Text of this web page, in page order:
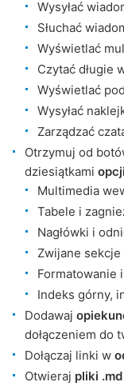
Wysyłać
Słuchać
Wyświetlać
Czytać długie
Wyświetlać
Wysyłać
Zarządzać
Otrzymuj od
dziesiątkami
Multimedia
Tabele i
Nagłówki i
Zwijane
Formatowanie
Indeks górny,
Dodawaj
dołączeniem do
Dołączaj linki w
Otwieraj pliki .md